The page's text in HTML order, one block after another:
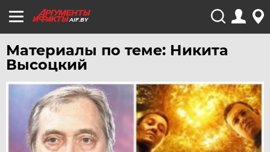
AIF.BY
Материалы по теме: Никита
Высоцкий